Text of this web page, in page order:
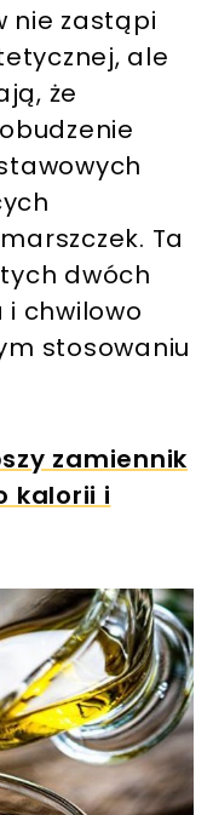
nie zastąpi
ale
że
Ta
dwóch
i chwilowo
stosowaniu
zamiennik
kalorii i